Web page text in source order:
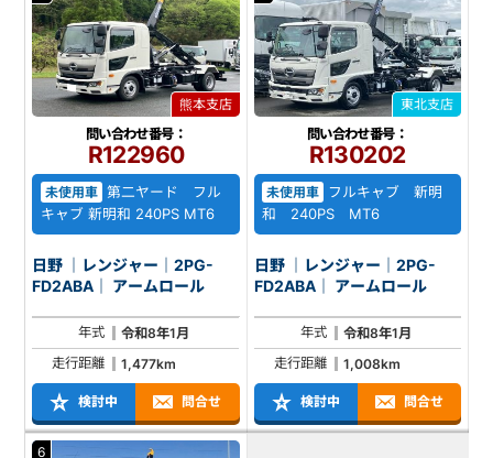
熊本支店
問い合わせ番号：
R122960
未使用車 第二ヤード フル
キャブ 新明和 240PS MT6
日野 ｜レンジャー｜2PG-
FD2ABA｜ アームロール
年式
令和8年1月
走行距離
1,477km
検討中 問合せ
東北支店
問い合わせ番号：
R130202
未使用車 フルキャブ 新明
和 240PS MT6
日野 ｜レンジャー｜2PG-
FD2ABA｜ アームロール
年式
令和8年1月
走行距離
1,008km
検討中 問合せ
6